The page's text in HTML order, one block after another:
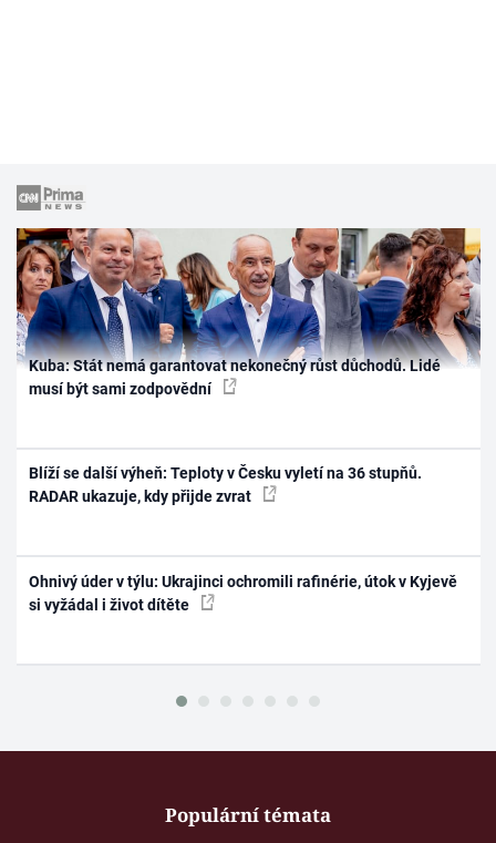
Kuba: Stát nemá garantovat nekonečný růst důchodů. Lidé
musí být sami zodpovědní
Blíží se další výheň: Teploty v Česku vyletí na 36 stupňů.
RADAR ukazuje, kdy přijde zvrat
Ohnivý úder v týlu: Ukrajinci ochromili rafinérie, útok v Kyjevě
si vyžádal i život dítěte
Populární témata